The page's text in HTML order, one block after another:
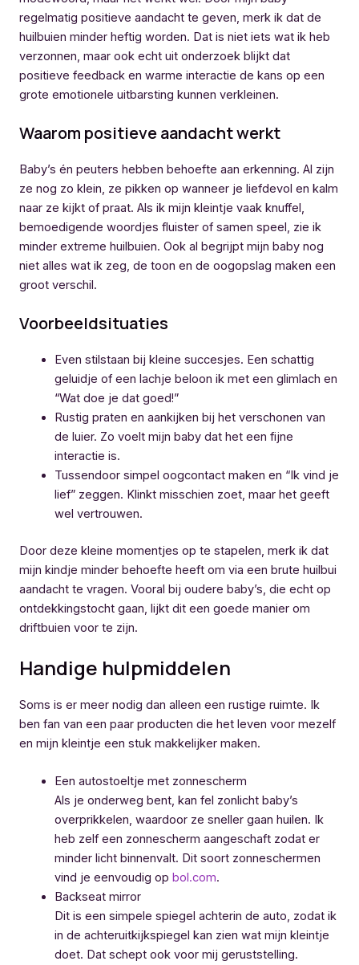
regelmatig positieve aandacht te geven, merk ik dat de
huilbuien minder heftig worden. Dat is niet iets wat ik heb
verzonnen, maar ook echt uit onderzoek blijkt dat
positieve feedback en warme interactie de kans op een
grote emotionele uitbarsting kunnen verkleinen.
Waarom positieve aandacht werkt
Baby’s én peuters hebben behoefte aan erkenning. Al zijn
ze nog zo klein, ze pikken op wanneer je liefdevol en kalm
naar ze kijkt of praat. Als ik mijn kleintje vaak knuffel,
bemoedigende woordjes fluister of samen speel, zie ik
minder extreme huilbuien. Ook al begrijpt mijn baby nog
niet alles wat ik zeg, de toon en de oogopslag maken een
groot verschil.
Voorbeeldsituaties
Even stilstaan bij kleine succesjes. Een schattig
geluidje of een lachje beloon ik met een glimlach en
“Wat doe je dat goed!”
Rustig praten en aankijken bij het verschonen van
de luier. Zo voelt mijn baby dat het een fijne
interactie is.
Tussendoor simpel oogcontact maken en “Ik vind je
lief” zeggen. Klinkt misschien zoet, maar het geeft
wel vertrouwen.
Door deze kleine momentjes op te stapelen, merk ik dat
mijn kindje minder behoefte heeft om via een brute huilbui
aandacht te vragen. Vooral bij oudere baby’s, die echt op
ontdekkingstocht gaan, lijkt dit een goede manier om
driftbuien voor te zijn.
Handige hulpmiddelen
Soms is er meer nodig dan alleen een rustige ruimte. Ik
ben fan van een paar producten die het leven voor mezelf
en mijn kleintje een stuk makkelijker maken.
Een autostoeltje met zonnescherm
Als je onderweg bent, kan fel zonlicht baby’s
overprikkelen, waardoor ze sneller gaan huilen. Ik
heb zelf een zonnescherm aangeschaft zodat er
minder licht binnenvalt. Dit soort zonneschermen
vind je eenvoudig op bol.com.
Backseat mirror
Dit is een simpele spiegel achterin de auto, zodat ik
in de achteruitkijkspiegel kan zien wat mijn kleintje
doet. Dat schept ook voor mij geruststelling.